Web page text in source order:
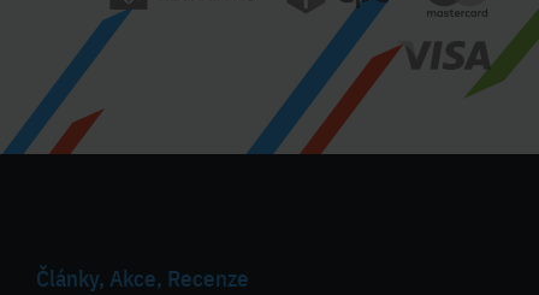
Články, Akce, Recenze